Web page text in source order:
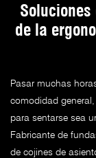
de la
Pasar muchas
comodidad
para sentarse sea
Fabricante de
de cojines de